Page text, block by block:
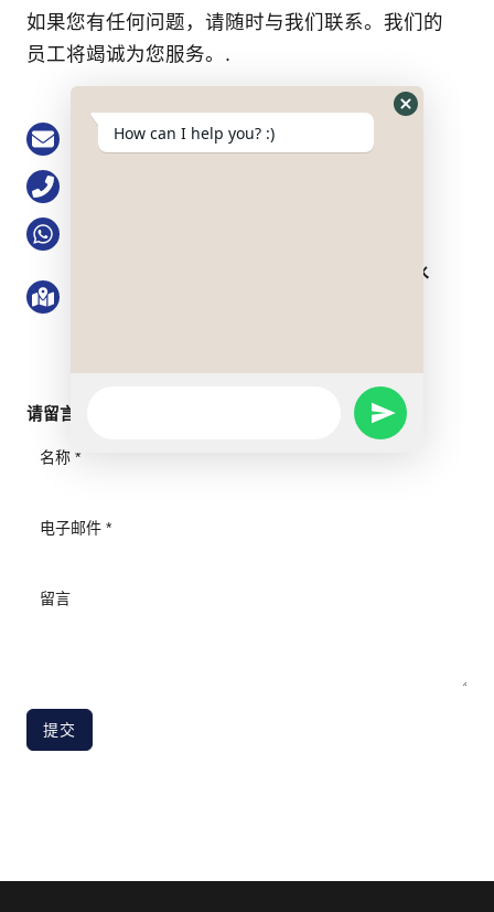
如果您有任何问题，请随时与我们联系。我们的
员工将竭诚为您服务。.
Email: buke@keson-gps.com
地址：中国广东省深圳市罗湖区清水河街道清水
请留言
提交
How can I help you? :)
SEND